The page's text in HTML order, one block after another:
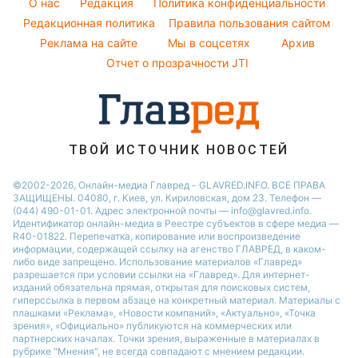
Новости Полтавы
Настя Каменских
Виталий Козловский
София Ротару
Ольга Сумская
Легкие десерты
Напитки
Народные приметы
Все о шоу-бизнесе
O нас Редакция
Политика конфиденциальности
Редакционная политика
Правила пользования сайтом
Реклама на сайте
Мы в соцсетях
Архив
Отчет о прозрачности JTI
ТВОЙ ИСТОЧНИК НОВОСТЕЙ
©2002-2026, Онлайн-медиа Главред - GLAVRED.INFO. ВСЕ ПРАВА
ЗАЩИЩЕНЫ. 04080, г. Киев, ул. Кириловская, дом 23. Телефон —
(044) 490-01-01. Адрес электронной почты — info@glavred.info.
Идентификатор онлайн-медиа в Реестре cубъектов в сфере медиа —
R40-01822. Перепечатка, копирование или воспроизведение
информации, содержащей ссылку на агенство ГЛАВРЕД, в каком-
либо виде запрещено. Использование материалов «Главред»
разрешается при условии ссылки на «Главред». Для интернет-
изданий обязательна прямая, открытая для поисковых систем,
гиперссылка в первом абзаце на конкретный материал. Материалы с
плашками «Реклама», «Новости компаний», «Актуально», «Точка
зрения», «Официально» публикуются на коммерческих или
партнерских началах. Точки зрения, выраженные в материалах в
рубрике "Мнения", не всегда совпадают с мнением редакции.